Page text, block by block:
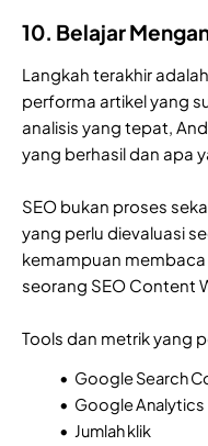
10. Belajar
Langkah terakhir
performa artikel yang
analisis yang tepat,
yang berhasil dan apa
SEO bukan proses
yang perlu dievaluasi
kemampuan
seorang SEO Content
Tools dan metrik yang
Google Search
Google Analytics
Jumlah klik